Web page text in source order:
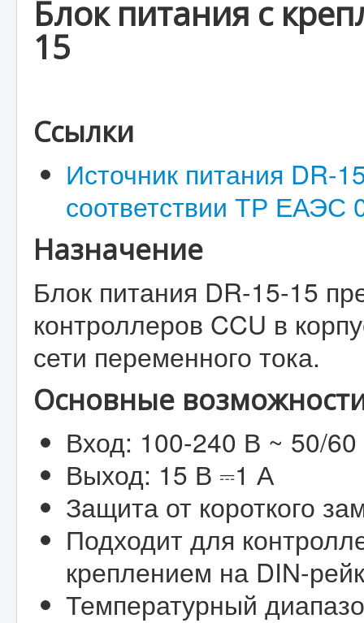
Блок питания с
15
Ссылки
Источник питания DR-
соответствии ТР ЕАЭС
Назначение
Блок питания DR-15-15
контроллеров CCU в
сети переменного тока.
Основные
Вход: 100-240 В ~ 50/60
Выход: 15 В ⎓1 А
Защита от короткого
Подходит для
креплением на DIN-
Температурный